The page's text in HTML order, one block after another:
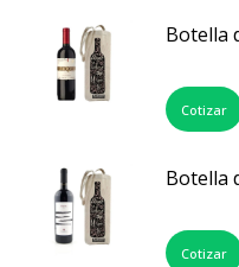
Botella
Cotizar
Botella
Cotizar